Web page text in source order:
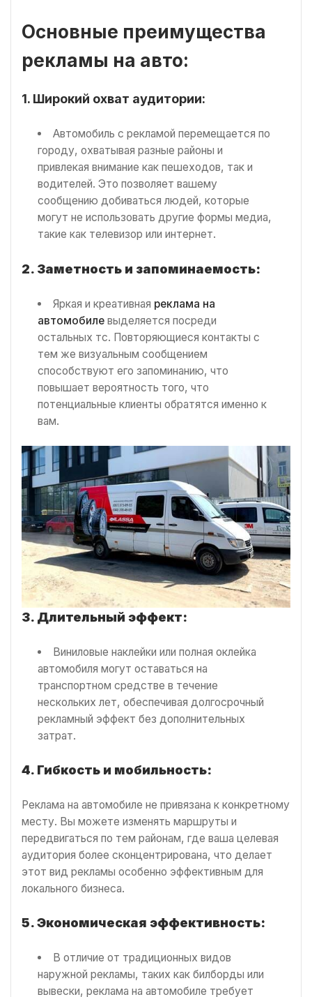
Основные преимущества
рекламы на авто:
1. Широкий охват аудитории:
Автомобиль с рекламой перемещается по
городу, охватывая разные районы и
привлекая внимание как пешеходов, так и
водителей. Это позволяет вашему
сообщению добиваться людей, которые
могут не использовать другие формы медиа,
такие как телевизор или интернет.
2. Заметность и запоминаемость:
Яркая и креативная реклама на
автомобиле выделяется посреди
остальных тс. Повторяющиеся контакты с
тем же визуальным сообщением
способствуют его запоминанию, что
повышает вероятность того, что
потенциальные клиенты обратятся именно к
вам.
3. Длительный эффект:
Виниловые наклейки или полная оклейка
автомобиля могут оставаться на
транспортном средстве в течение
нескольких лет, обеспечивая долгосрочный
рекламный эффект без дополнительных
затрат.
4. Гибкость и мобильность:
Реклама на автомобиле не привязана к конкретному
месту. Вы можете изменять маршруты и
передвигаться по тем районам, где ваша целевая
аудитория более сконцентрирована, что делает
этот вид рекламы особенно эффективным для
локального бизнеса.
5. Экономическая эффективность:
В отличие от традиционных видов
наружной рекламы, таких как билборды или
вывески, реклама на автомобиле требует